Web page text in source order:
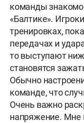
команды знакомо
«Балтике».
тренировках,
передачах и
то выступают
становятся
Обычно
команде, что
Очень важно
напряжение. Мне